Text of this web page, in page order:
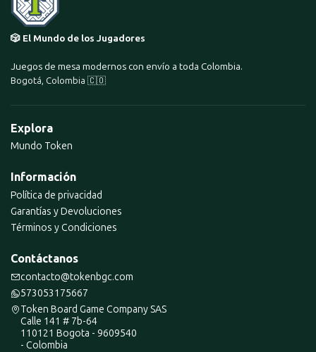
🎲 El Mundo de los Jugadores
Juegos de mesa modernos con envío a toda Colombia.
Bogotá, Colombia 🇨🇴
Explora
Mundo Token
Información
Política de privacidad
Garantías y Devoluciones
Términos y Condiciones
Contáctanos
contacto@tokenbgc.com
573053175667
Token Board Game Company SAS
Calle 141 # 7b-64
110121 Bogota - 9609540
- Colombia